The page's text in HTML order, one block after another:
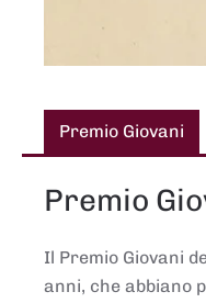
Premio Giovani
Premio
Il Premio Giovani
anni, che abbiano